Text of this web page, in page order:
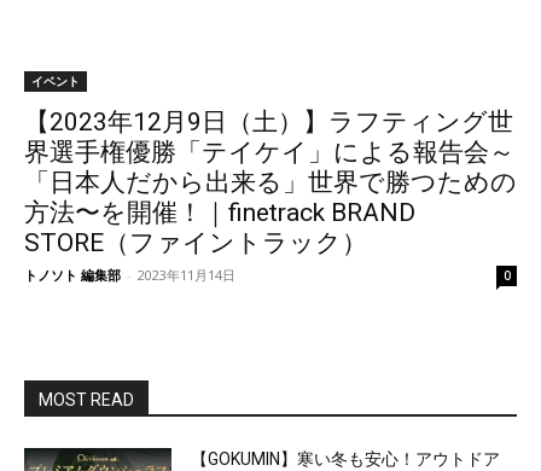
イベント
【2023年12月9日（土）】ラフティング世
界選手権優勝「テイケイ」による報告会～
「日本人だから出来る」世界で勝つための
方法〜を開催！｜finetrack BRAND
STORE（ファイントラック）
トノソト 編集部 - 2023年11月14日 0
MOST READ
【GOKUMIN】寒い冬も安心！アウトドア